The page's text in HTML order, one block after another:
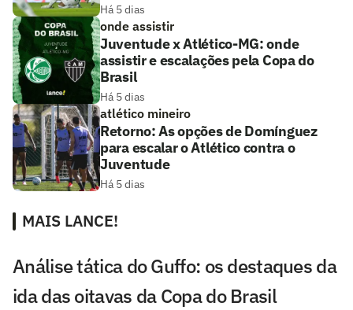
Há 5 dias
onde assistir
Juventude x Atlético-MG: onde
assistir e escalações pela Copa do
Brasil
Há 5 dias
atlético mineiro
Retorno: As opções de Domínguez
para escalar o Atlético contra o
Juventude
Há 5 dias
MAIS LANCE!
Análise tática do Guffo: os destaques da
ida das oitavas da Copa do Brasil